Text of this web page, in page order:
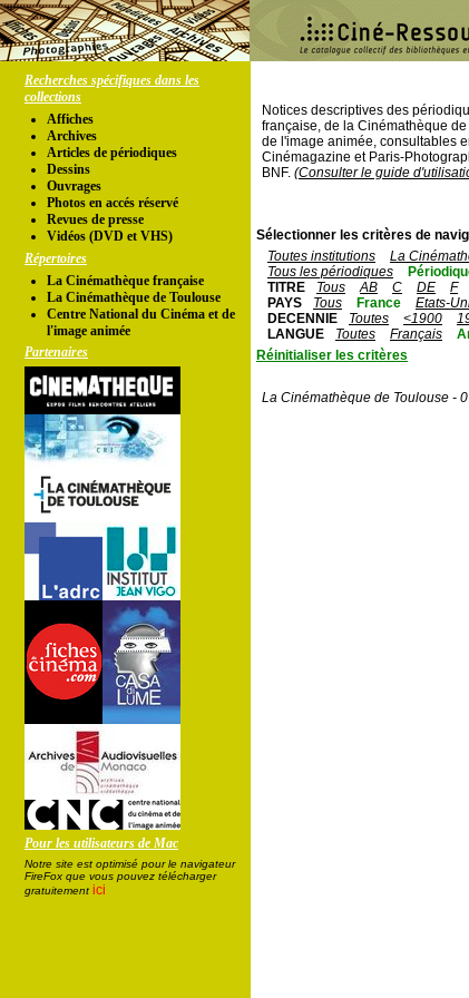
Recherches spécifiques dans les
collections
Affiches
Archives
Articles de périodiques
Dessins
Ouvrages
Photos en accés réservé
Revues de presse
Vidéos (DVD et VHS)
Répertoires
La Cinémathèque française
La Cinémathèque de Toulouse
Centre National du Cinéma et de
l'image animée
Partenaires
Pour les utilisateurs de Mac
Notre site est optimisé pour le navigateur
FireFox que vous pouvez télécharger
gratuitement ici
Notices descriptives des
française, de la Cinémathèque
de l'image animée, consultables
Cinémagazine et Paris-
BNF. (Consulter le guide
Sélectionner les critères de
Toutes institutions
La
Tous les périodiques
TITRE
Tous AB C DE F
PAYS
Tous France Etats-
DECENNIE
Toutes <1900
LANGUE
Toutes Français
Réinitialiser les critères
La Cinémathèque de Toulouse -